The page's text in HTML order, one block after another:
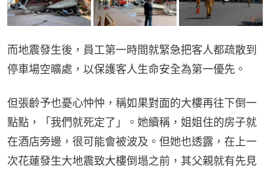
而地震發生後，員工第一時間就緊急把客人都疏散到
停車場空曠處，以保護客人生命安全為第一優先。
但張齡予也憂心忡忡，稱如果對面的大樓再往下倒一
點點，「我們就死定了」。她續稱，姐姐住的房子就
在酒店旁邊，很可能會被波及。但她也透露，在上一
次花蓮發生大地震致大樓倒塌之前，其父親就有先見